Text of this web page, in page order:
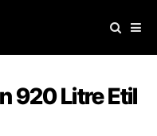
920 Litre Etil